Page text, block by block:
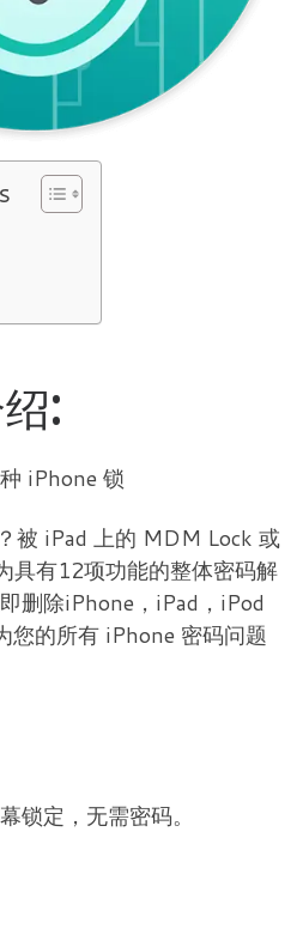
:
iPhone 锁
被 iPad 上的 MDM Lock 或
具有12项功能的整体密码解
删除iPhone，iPad，iPod
您的所有 iPhone 密码问题
锁定，无需密码。